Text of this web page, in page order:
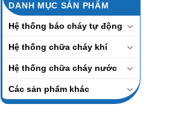
DANH MỤC SẢN PHẨM
Hệ thống báo cháy tự động
Hệ thống chữa cháy khí
Hệ thống chữa cháy nước
Các sản phẩm khác